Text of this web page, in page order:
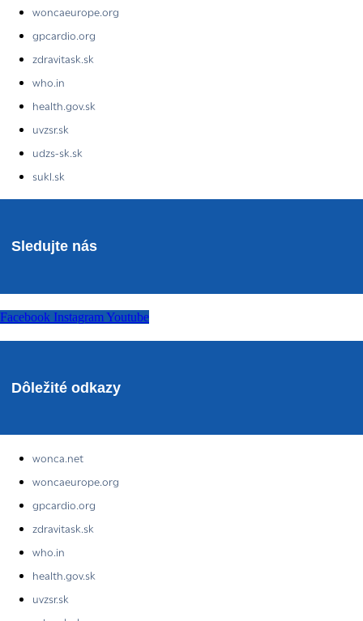
woncaeurope.org
gpcardio.org
zdravitask.sk
who.in
health.gov.sk
uvzsr.sk
udzs-sk.sk
sukl.sk
Sledujte nás
Facebook Instagram Youtube
Dôležité odkazy
wonca.net
woncaeurope.org
gpcardio.org
zdravitask.sk
who.in
health.gov.sk
uvzsr.sk